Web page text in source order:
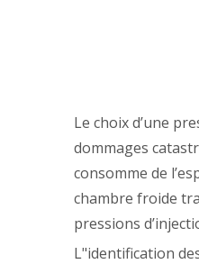
Le choix d’une
dommages
consomme de
chambre froide
pressions
L"identification